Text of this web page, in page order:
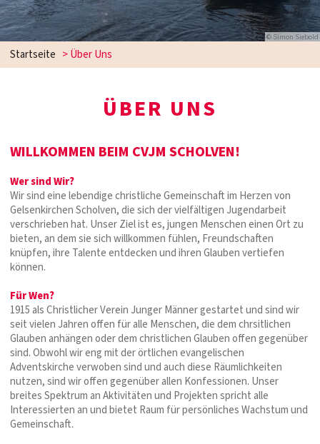
© Simon Siebold
Startseite >Über Uns
ÜBER UNS
WILLKOMMEN BEIM CVJM SCHOLVEN!
Wer sind Wir?
Wir sind eine lebendige christliche Gemeinschaft im Herzen von
Gelsenkirchen Scholven, die sich der vielfältigen Jugendarbeit
verschrieben hat. Unser Ziel ist es, jungen Menschen einen Ort zu
bieten, an dem sie sich willkommen fühlen, Freundschaften
knüpfen, ihre Talente entdecken und ihren Glauben vertiefen
können.
Für Wen?
1915 als Christlicher Verein Junger Männer gestartet und sind wir
seit vielen Jahren offen für alle Menschen, die dem chrsitlichen
Glauben anhängen oder dem christlichen Glauben offen gegenüber
sind. Obwohl wir eng mit der örtlichen evangelischen
Adventskirche verwoben sind und auch diese Räumlichkeiten
nutzen, sind wir offen gegenüber allen Konfessionen. Unser
breites Spektrum an Aktivitäten und Projekten spricht alle
Interessierten an und bietet Raum für persönliches Wachstum und
Gemeinschaft.